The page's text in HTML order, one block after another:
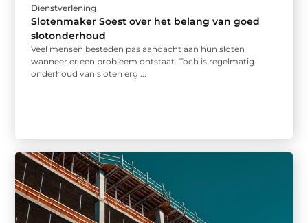
Dienstverlening
Slotenmaker Soest over het belang van goed
slotonderhoud
Veel mensen besteden pas aandacht aan hun sloten
wanneer er een probleem ontstaat. Toch is regelmatig
onderhoud van sloten erg ...